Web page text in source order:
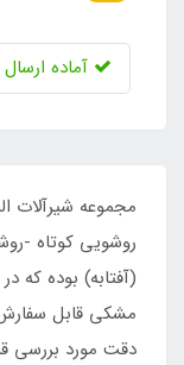
آماده ارسال
مجموعه شیرآلات
روشویی کوتاه -
(آفتابه) بوده که
مشکی قابل
دقت مورد بررسی